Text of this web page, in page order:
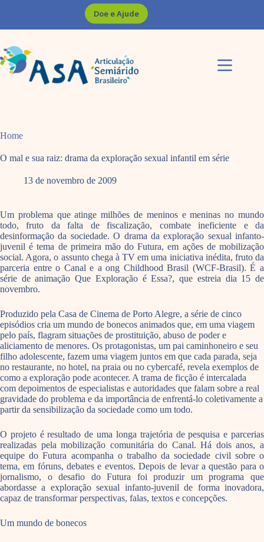
Doe e Ajude
Home
O mal e sua raiz: drama da exploração sexual infantil em série
13 de novembro de 2009
Um problema que atinge milhões de meninos e meninas no mundo
todo, fruto da falta de fiscalização, combate ineficiente e da
desinformação da sociedade. O drama da exploração sexual infanto-
juvenil é tema de primeira mão do Futura, em ações de mobilização
social. Agora, o assunto chega à TV em uma iniciativa inédita, fruto da
parceria entre o Canal e a ong Childhood Brasil (WCF-Brasil). É a
série de animação Que Exploração é Essa?, que estreia dia 15 de
novembro.
Produzido pela Casa de Cinema de Porto Alegre, a série de cinco
episódios cria um mundo de bonecos animados que, em uma viagem
pelo país, flagram situações de prostituição, abuso de poder e
aliciamento de menores. Os protagonistas, um pai caminhoneiro e seu
filho adolescente, fazem uma viagem juntos em que cada parada, seja
no restaurante, no hotel, na praia ou no cybercafé, revela exemplos de
como a exploração pode acontecer. A trama de ficção é intercalada
com depoimentos de especialistas e autoridades que falam sobre a real
gravidade do problema e da importância de enfrentá-lo coletivamente a
partir da sensibilização da sociedade como um todo.
O projeto é resultado de uma longa trajetória de pesquisa e parcerias
realizadas pela mobilização comunitária do Canal. Há dois anos, a
equipe do Futura acompanha o trabalho da sociedade civil sobre o
tema, em fóruns, debates e eventos. Depois de levar a questão para o
jornalismo, o desafio do Futura foi produzir um programa que
abordasse a exploração sexual infanto-juvenil de forma inovadora,
capaz de transformar perspectivas, falas, textos e concepções.
Um mundo de bonecos